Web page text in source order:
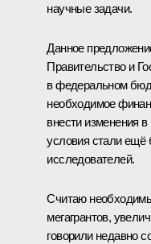
научные задачи.
Данное
Правительство и
в федеральном
необходимое
внести изменения
условия стали ещё
исследователей.
Считаю
мегагрантов,
говорили недавно